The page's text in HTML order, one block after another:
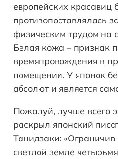
европейских красавиц
противопоставлялась
физическим трудом на
Белая кожа – признак
времяпровождения в
помещении. У японок
абсолют и является
Пожалуй, лучше всего
раскрыл японский
Танидзаки: «Ограничив
светлой земле